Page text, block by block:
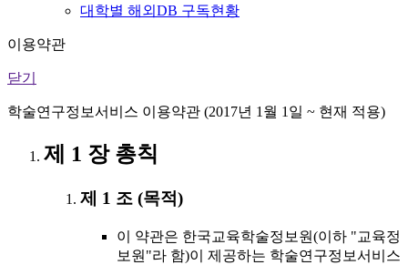
대학별 해외DB 구독현황
이용약관
닫기
학술연구정보서비스 이용약관 (2017년 1월 1일 ~ 현재 적용)
제 1 장 총칙
제 1 조 (목적)
이 약관은 한국교육학술정보원(이하 "교육정
보원"라 함)이 제공하는 학술연구정보서비스